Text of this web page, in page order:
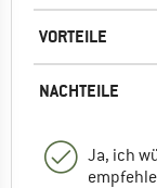
VORTEILE
NACHTEILE
Ja, ich